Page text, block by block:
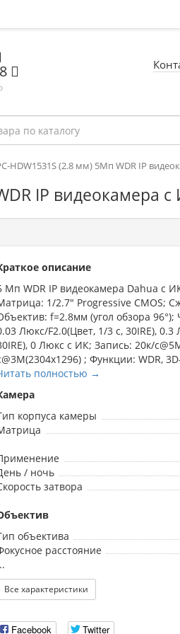
HDW1531S (2.8 мм) 5Mп WDR IP
IP видеокамера
описание
Mп WDR IP видеокамера Dahua с
1/2.7" Progressive CMOS;
f=2.8мм (угол обзора 96°);
Люкс/F2.0(Цвет, 1/3 с, 30IRE), 0.3
0 Люкс с ИК; Запись: 20к/
; Функции: WDR,
полностью →
корпуса камеры
/ ночь
затвора
объектива
расстояние
Все характеристики
Facebook Twitter